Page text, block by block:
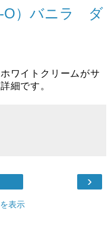
O）バニラ ダ
ワイトクリームがサ
細です。
›
表示